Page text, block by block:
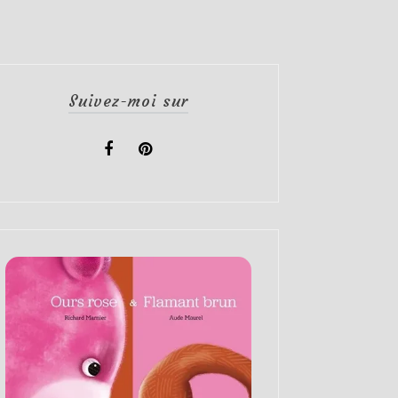
Suivez-moi sur